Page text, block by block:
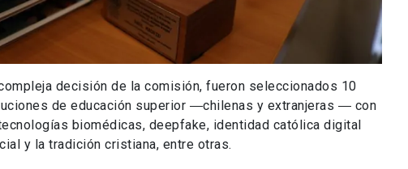
decisión de la comisión, fueron seleccionados 10
de educación superior ―chilenas y extranjeras ― con
biomédicas, deepfake, identidad católica digital
y la tradición cristiana, entre otras.